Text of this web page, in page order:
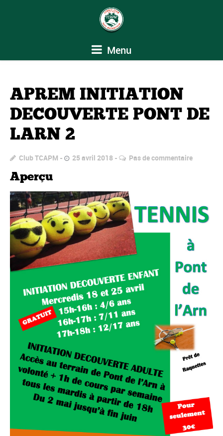
Menu
APREM INITIATION
DECOUVERTE PONT DE
LARN 2
Club TCAPM 25 avril 2018 Pas de commentaire
Aperçu